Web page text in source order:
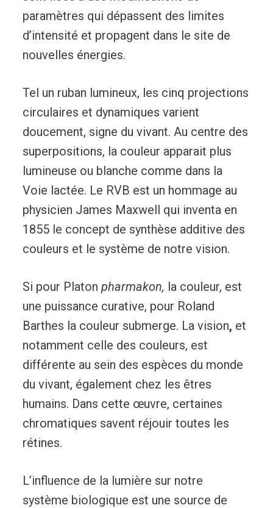
paramètres qui dépassent des limites
d’intensité et propagent dans le site de
nouvelles énergies.
Tel un ruban lumineux, les cinq projections
circulaires et dynamiques varient
doucement, signe du vivant. Au centre des
superpositions, la couleur apparait plus
lumineuse ou blanche comme dans la
Voie lactée. Le RVB est un hommage au
physicien James Maxwell qui inventa en
1855 le concept de synthèse additive des
couleurs et le système de notre vision.
Si pour Platonpharmakon, la couleur, est
une puissance curative, pour Roland
Barthes la couleur submerge. La vision, et
notamment celle des couleurs, est
différente au sein des espèces du monde
du vivant, également chez les êtres
humains. Dans cette œuvre, certaines
chromatiques savent réjouir toutes les
rétines.
L’influence de la lumière sur notre
système biologique est une source de